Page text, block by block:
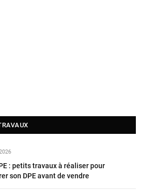
: petits travaux à réaliser pour
son DPE avant de vendre